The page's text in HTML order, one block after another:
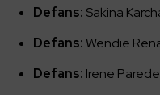
Defans: Sakina
Defans:Wendie
Defans: Irene